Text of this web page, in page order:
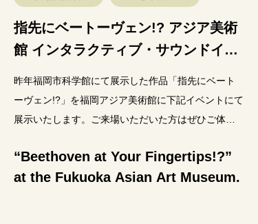
指先にベートーヴェン!? アジア美術
館 インタラクティブ・サウンドイン
昨年福岡市科学館にて展示した作品「指先にベート
ーヴェン!?」を福岡アジア美術館に下記イベントにて
展示いたします。ご来場いただいた方はぜひご体験
“Beethoven at Your Fingertips!?”
at the Fukuoka Asian Art Museum.